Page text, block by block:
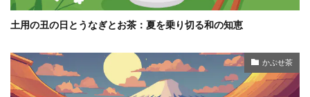
土用の丑の日とうなぎとお茶：夏を乗り切る和の知恵
かぶせ茶